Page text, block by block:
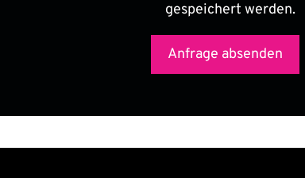
gespeichert werden.